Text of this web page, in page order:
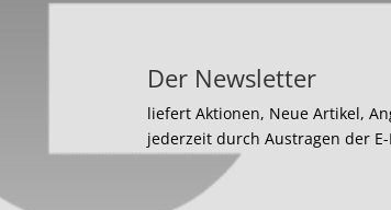
Der Newsletter
liefert Aktionen, Neue Artikel,
jederzeit durch Austragen der